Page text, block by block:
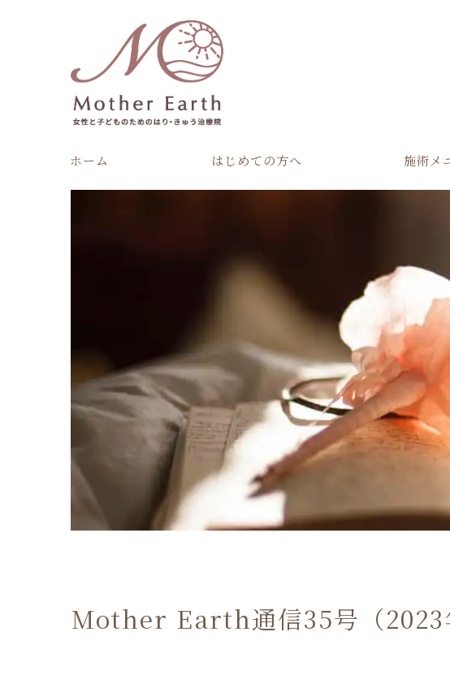
ホーム はじめての方へ 施術メ
Mother Earth通信35号（2023